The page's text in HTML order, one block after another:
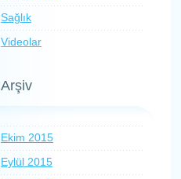
Sağlık
Videolar
Arşiv
Ekim 2015
Eylül 2015